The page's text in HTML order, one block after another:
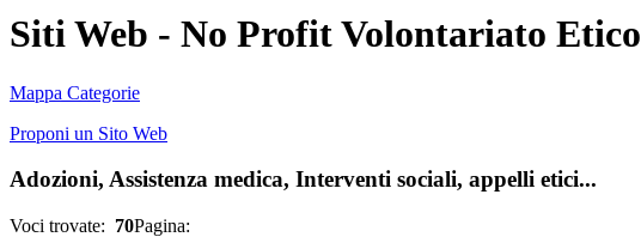
Siti Web - No Profit Volontariato Etico
Mappa Categorie
Proponi un Sito Web
Adozioni, Assistenza medica, Interventi sociali, appelli etici...
Voci trovate: 70Pagina: